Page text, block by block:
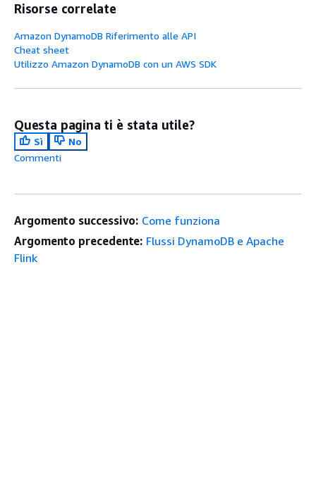
Risorse correlate
Amazon DynamoDB Riferimento alle API
Cheat sheet
Utilizzo Amazon DynamoDB con un AWS SDK
Questa pagina ti è stata utile?
Sì
No
Commenti
Argomento successivo: Come funziona
Argomento precedente: Flussi DynamoDB e Apache
Flink